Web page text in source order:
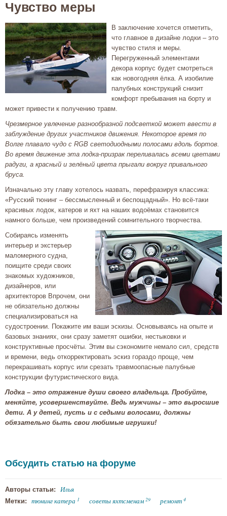
Чувство меры
В заключение хочется отметить,
что главное в дизайне лодки – это
чувство стиля и меры.
Перегруженный элементами
декора корпус будет смотреться
как новогодняя ёлка. А изобилие
палубных конструкций снизит
комфорт пребывания на борту и
может привести к получению травм.
Чрезмерное увлечение разнообразной подсветкой может ввести в
заблуждение других участников движения. Некоторое время по
Волге плавало чудо с RGB светодиодными полосами вдоль бортов.
Во время движение эта лодка-призрак переливалась всеми цветами
радуги, а красный и зелёный цвета прыгали вокруг привального
бруса.
Изначально эту главу хотелось назвать, перефразируя классика:
«Русский тюнинг – бессмысленный и беспощадный». Но всё-таки
красивых лодок, катеров и яхт на наших водоёмах становится
намного больше, чем произведений сомнительного творчества.
Собираясь изменять
интерьер и экстерьер
маломерного судна,
поищите среди своих
знакомых художников,
дизайнеров, или
архитекторов Впрочем, они
не обязательно должны
специализироваться на
судостроении. Покажите им ваши эскизы. Основываясь на опыте и
базовых знаниях, они сразу заметят ошибки, нестыковки и
конструктивные просчёты. Этим вы сэкономите немало сил, средств
и времени, ведь откорректировать эскиз гораздо проще, чем
перекрашивать корпус или срезать травмоопасные палубные
конструкции футуристического вида.
Лодка – это отражение души своего владельца. Пробуйте,
меняйте, усовершенствуйте. Ведь мужчины – это выросшие
дети. А у детей, пусть и с седыми волосами, должны
обязательно быть свои любимые игрушки!
Обсудить статью на форуме
Авторы статьи: Илья
Метки: тюнинг катера 1 советы яхтсменам 29 ремонт 4